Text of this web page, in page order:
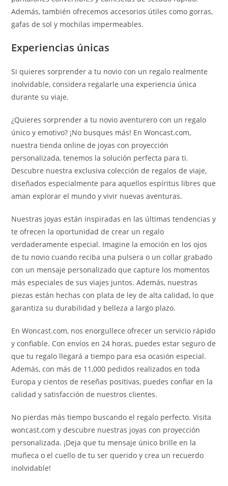
Además, también ofrecemos accesorios útiles como gorras,
gafas de sol y mochilas impermeables.
Experiencias únicas
Si quieres sorprender a tu novio con un regalo realmente
inolvidable, considera regalarle una experiencia única
durante su viaje.
¿Quieres sorprender a tu novio aventurero con un regalo
único y emotivo? ¡No busques más! En Woncast.com,
nuestra tienda online de joyas con proyección
personalizada, tenemos la solución perfecta para ti.
Descubre nuestra exclusiva colección de regalos de viaje,
diseñados especialmente para aquellos espíritus libres que
aman explorar el mundo y vivir nuevas aventuras.
Nuestras joyas están inspiradas en las últimas tendencias y
te ofrecen la oportunidad de crear un regalo
verdaderamente especial. Imagine la emoción en los ojos
de tu novio cuando reciba una pulsera o un collar grabado
con un mensaje personalizado que capture los momentos
más especiales de sus viajes juntos. Además, nuestras
piezas están hechas con plata de ley de alta calidad, lo que
garantiza su durabilidad y belleza a largo plazo.
En Woncast.com, nos enorgullece ofrecer un servicio rápido
y confiable. Con envíos en 24 horas, puedes estar seguro de
que tu regalo llegará a tiempo para esa ocasión especial.
Además, con más de 11,000 pedidos realizados en toda
Europa y cientos de reseñas positivas, puedes confiar en la
calidad y satisfacción de nuestros clientes.
No pierdas más tiempo buscando el regalo perfecto. Visita
woncast.com y descubre nuestras joyas con proyección
personalizada. ¡Deja que tu mensaje único brille en la
muñeca o el cuello de tu ser querido y crea un recuerdo
inolvidable!